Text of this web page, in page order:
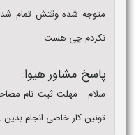
متوجه شده وقتش تمام
نکردم چی هست
پاسخ مشاور هیوا:
سلام . مهلت ثبت نام
تونین کار خاصی انجام بدین .